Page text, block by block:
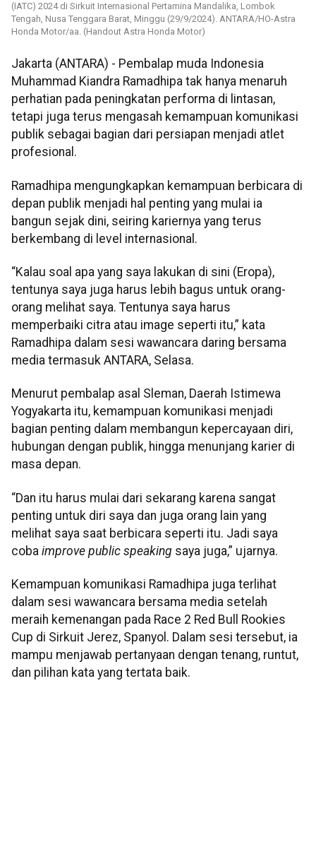
(IATC) 2024 di Sirkuit Internasional Pertamina Mandalika, Lombok
Tengah, Nusa Tenggara Barat, Minggu (29/9/2024). ANTARA/HO-Astra
Honda Motor/aa. (Handout Astra Honda Motor)
Jakarta (ANTARA) - Pembalap muda Indonesia
Muhammad Kiandra Ramadhipa tak hanya menaruh
perhatian pada peningkatan performa di lintasan,
tetapi juga terus mengasah kemampuan komunikasi
publik sebagai bagian dari persiapan menjadi atlet
profesional.
Ramadhipa mengungkapkan kemampuan berbicara di
depan publik menjadi hal penting yang mulai ia
bangun sejak dini, seiring kariernya yang terus
berkembang di level internasional.
“Kalau soal apa yang saya lakukan di sini (Eropa),
tentunya saya juga harus lebih bagus untuk orang-
orang melihat saya. Tentunya saya harus
memperbaiki citra atau image seperti itu,” kata
Ramadhipa dalam sesi wawancara daring bersama
media termasuk ANTARA, Selasa.
Menurut pembalap asal Sleman, Daerah Istimewa
Yogyakarta itu, kemampuan komunikasi menjadi
bagian penting dalam membangun kepercayaan diri,
hubungan dengan publik, hingga menunjang karier di
masa depan.
“Dan itu harus mulai dari sekarang karena sangat
penting untuk diri saya dan juga orang lain yang
melihat saya saat berbicara seperti itu. Jadi saya
coba improve public speaking saya juga,” ujarnya.
Kemampuan komunikasi Ramadhipa juga terlihat
dalam sesi wawancara bersama media setelah
meraih kemenangan pada Race 2 Red Bull Rookies
Cup di Sirkuit Jerez, Spanyol. Dalam sesi tersebut, ia
mampu menjawab pertanyaan dengan tenang, runtut,
dan pilihan kata yang tertata baik.